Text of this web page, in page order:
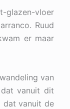
glazen-vloer
Ruud
er maar
van
vanuit dit
dat vanuit de